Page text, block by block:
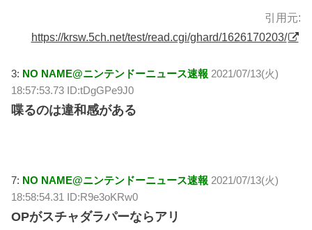
引用元:
https://krsw.5ch.net/test/read.cgi/ghard/1626170203/
3: NO NAME@ニンテンドーニュース速報 2021/07/13(火)
18:57:53.73 ID:tDgGPe9J0
喋るのは違和感がある
7: NO NAME@ニンテンドーニュース速報 2021/07/13(火)
18:58:54.31 ID:R9e3oKRw0
OPがスチャダラパーならアリ